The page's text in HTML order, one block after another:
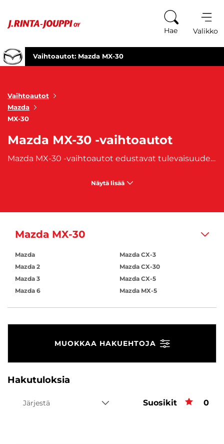
Hae Valikko
Vaihtoautot: Mazda MX-30
Vaihtoautot
Mazda
MX-30
Mazda MX-30 -vaihtoautot
Mazda MX-30 -vaihtoautot edustavat tulevaisuuden sähköautoilua tyylillä ja vastuullisuudella. Mazda MX-30 on valmistajan ensimmäinen täyssähköauto, joka yhdistää innovatiivisen teknologian, modernin muotoilun ja ympäristöystävällisyyden. Tämä kompakti SUV-malli tarjoaa ekologisen vaihtoehdon ilman kompromisseja ajomukavuudessa tai suorituskyvyssä. Mazda MX-30 tyylikäs ulkomuoto erottuu joukosta ja sen tilavat sisätilat ovat suunniteltu kestävistä, ympäristöystävällisistä materiaaleista. Sähköinen voimalinja tarjoaa hiljaisen ja miellyttävän ajokokemuksen, samalla kun auton toimintamatka riittää hyvin arjen ajotarpeisiin. MX-30:n sähkömoottori tuottaa riittävästi tehoa sujuvaan kaupunkiajoon, ja sen lataaminen on helppoa niin kotona kuin julkisilla latauspisteillä.
Näytä lisää
Mazda MX-30
Mazda
Mazda 2
Mazda 3
Mazda 6
Mazda CX-3
Mazda CX-30
Mazda CX-5
Mazda MX-5
MUOKKAA HAKUEHTOJA
Hakutuloksia
Järjestä Suosikit 0